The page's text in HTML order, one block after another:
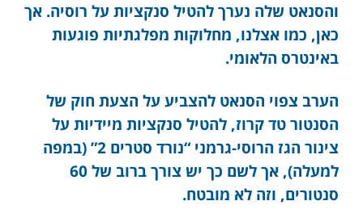
והסנאט שלה נערך להטיל סנקציות על רוסיה. אך
כאן, כמו אצלנו, מחלוקות מפלגתיות פוגעות
באינטרס הלאומי.
הערב צפוי הסנאט להצביע על הצעת חוק של
הסנטור טד קרוז, להטיל סנקציות מיידיות על
צינור הגז הרוסי-גרמני “נורד סטרים 2” (במפה
למעלה), אך לשם כך יש צורך ברוב של 60
סנטורים, וזה לא מובטח.